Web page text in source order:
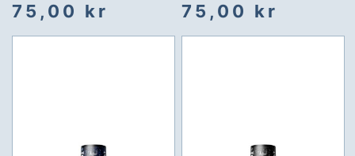
75,00 kr 75,00 kr